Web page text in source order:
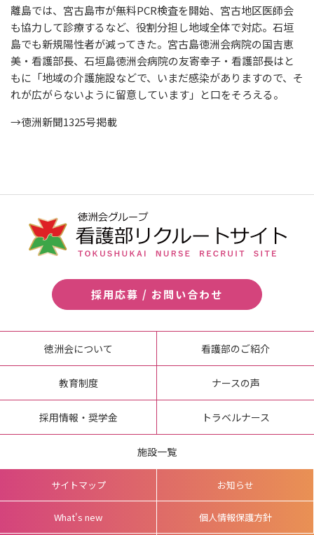
離島では、宮古島市が無料PCR検査を開始、宮古地区医師会
も協力して診療するなど、役割分担し地域全体で対応。石垣
島でも新規陽性者が減ってきた。宮古島徳洲会病院の国吉恵
美・看護部長、石垣島徳洲会病院の友寄幸子・看護部長はと
もに「地域の介護施設などで、いまだ感染がありますので、そ
れが広がらないように留意しています」と口をそろえる。
→徳洲新聞1325号掲載
採用応募 / お問い合わせ
徳洲会について 看護部のご紹介
教育制度 ナースの声
採用情報・奨学金 トラベルナース
施設一覧
サイトマップ お知らせ
What's new 個人情報保護方針